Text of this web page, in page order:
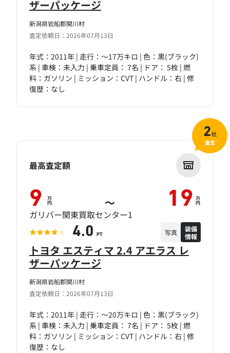
新潟県岩船郡関川村
査定依頼日：2026年07月13日
ザーパッケージ
年式：2011年 | 走行：～17万キロ | 色：黒(ブラック)
系 | 車検：未入力 | 乗車定員： 7名 | ドア： 5枚 | 燃
料：ガソリン | ミッション：CVT | ハンドル：右 | 修
復歴：なし
新潟県岩船郡関川村
査定依頼日：2026年07月13日
トヨタ エスティマ 2.4 アエラス レ
ザーパッケージ
年式：2011年 | 走行：～20万キロ | 色：黒(ブラック)
系 | 車検：未入力 | 乗車定員： 7名 | ドア： 5枚 | 燃
料：ガソリン | ミッション：CVT | ハンドル：右 | 修
復歴：なし
最高査定額
9 万
円 ～ 19 万
円
ガリバー関東買取センター1
4.0 PT 写真
装備
情報
2社
査定